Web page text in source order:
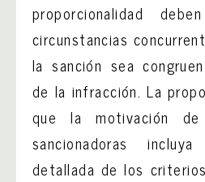
proporcionalidad
circunstancias
la sanción sea
de la infracción. La
que la motivación de
sancionadoras
detallada de los